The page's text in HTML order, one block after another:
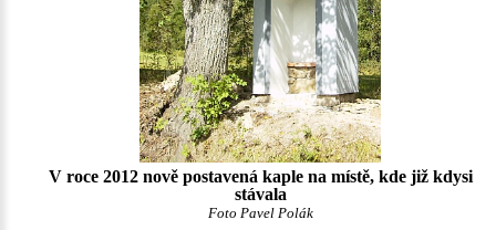
V roce 2012 nově postavená kaple na místě, kde již kdysi
stávala
Foto Pavel Polák